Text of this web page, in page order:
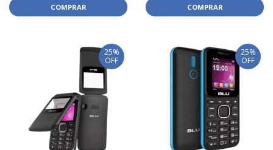
COMPRAR COMPRAR
25%
OFF
25%
OFF